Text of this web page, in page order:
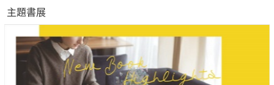
起，最早的紙幣在中國誕生；在此之後，二○○八年爆發金融危機
位現金，則試圖引燃一場激進的貨幣革命……
通貨緊縮或通貨膨脹發生時，我們的工資需要變化嗎？社會更富
有了，我們每個人都能有更好的生活嗎？金融危機裡，那些瞬間
主題書展